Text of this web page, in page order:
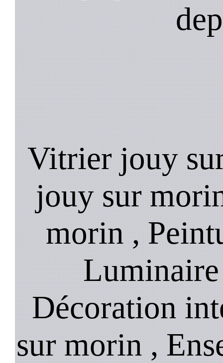
Vitrier jouy
jouy sur
morin ,
Décoration
sur morin ,